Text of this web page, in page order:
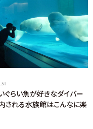
ぐらい魚が好きなダイバー
される水族館はこんなに楽